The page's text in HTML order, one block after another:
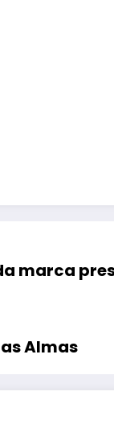
marca
Almas